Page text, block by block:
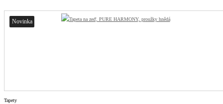
Novinka
Tapety